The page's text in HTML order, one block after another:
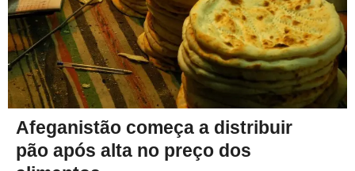
Afeganistão começa a distribuir
pão após alta no preço dos